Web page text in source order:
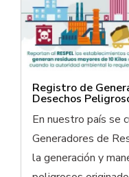
Registro de
Desechos
En nuestro país se
Generadores de
la generación y